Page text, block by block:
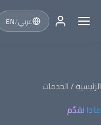
عربي/
EN
الرئيسية/ الخدمات
ماذا نقدّم